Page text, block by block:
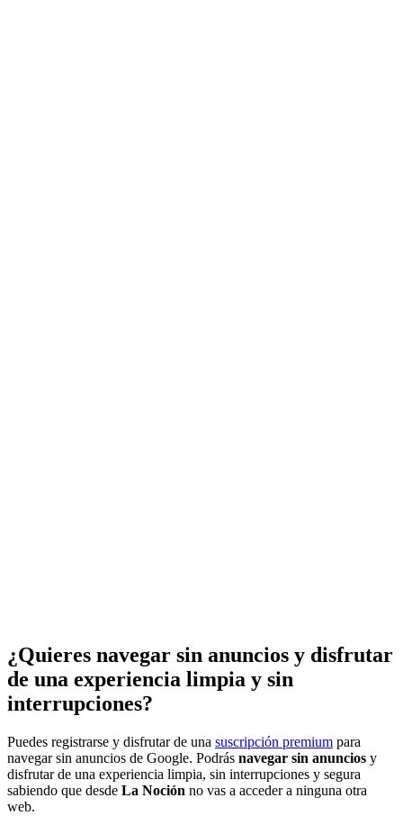
¿Quieres navegar sin anuncios y disfrutar
de una experiencia limpia y sin
interrupciones?
Puedes registrarse y disfrutar de una suscripción premium para
navegar sin anuncios de Google. Podrás navegar sin anuncios y
disfrutar de una experiencia limpia, sin interrupciones y segura
sabiendo que desde La Noción no vas a acceder a ninguna otra
web.